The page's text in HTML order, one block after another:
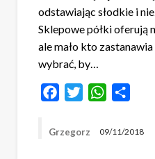
odstawiając słodkie i
Sklepowe półki oferują
ale mało kto
wybrać, by…
FacebookTwitterWhatsApp
Grzegorz 09/11/2018